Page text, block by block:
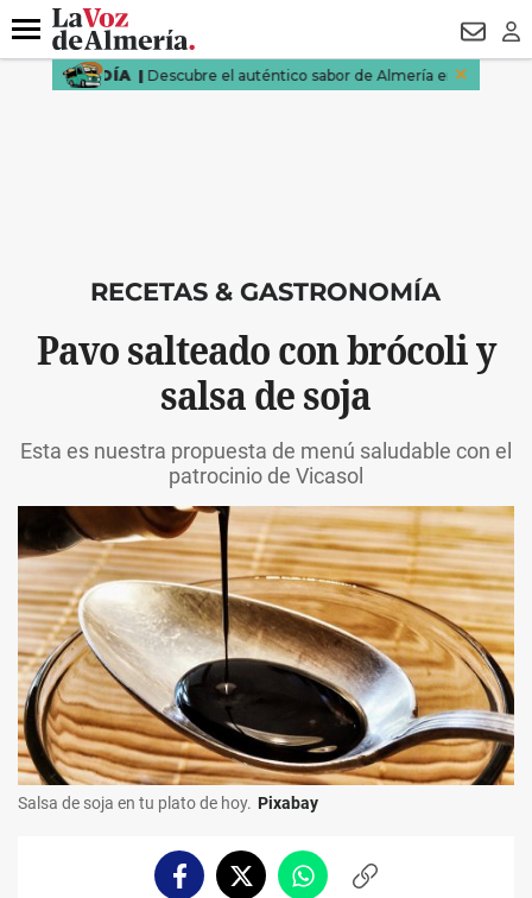
DESTACADO
Menú
RECETAS & GASTRONOMÍA
Pavo salteado con brócoli y
salsa de soja
Esta es nuestra propuesta de menú saludable con el
patrocinio de Vicasol
Salsa de soja en tu plato de hoy. Pixabay
FacebookTwitterWhatsappCopiar